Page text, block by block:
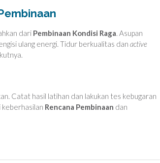
dari Pembinaan Kondisi Raga. Asupan
ulang energi. Tidur berkualitas dan active
Catat hasil latihan dan lakukan tes kebugaran
keberhasilan Rencana Pembinaan dan